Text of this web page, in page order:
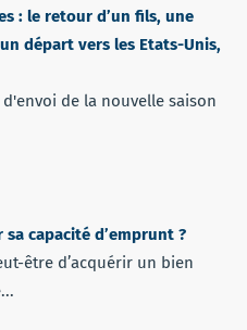
: le retour d’un fils, une
départ vers les Etats-Unis,
de la nouvelle saison
capacité d’emprunt ?
être d’acquérir un bien